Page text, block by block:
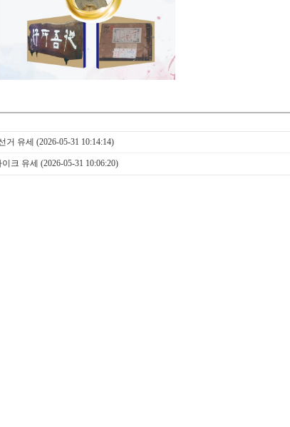
거 유세 (2026-05-31 10:14:14)
크 유세 (2026-05-31 10:06:20)